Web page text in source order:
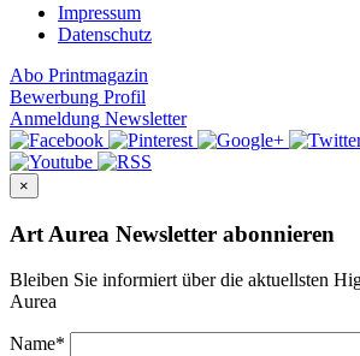
Impressum
Datenschutz
Abo Printmagazin
Bewerbung Profil
Anmeldung Newsletter
×
Art Aurea Newsletter abonnieren
Bleiben Sie informiert über die aktuellsten
Aurea
Name*